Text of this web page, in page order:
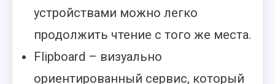
устройствами можно легко
продолжить чтение с того же места.
Flipboard – визуально
ориентированный сервис, который